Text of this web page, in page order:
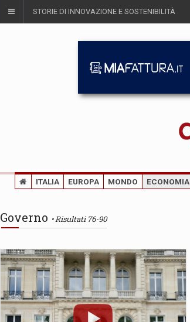
STORIE DI INNOVAZIONE E SOSTENIBILITÀ
ITALIA EUROPA MONDO ECONOMIA
Governo Risultati 76-90